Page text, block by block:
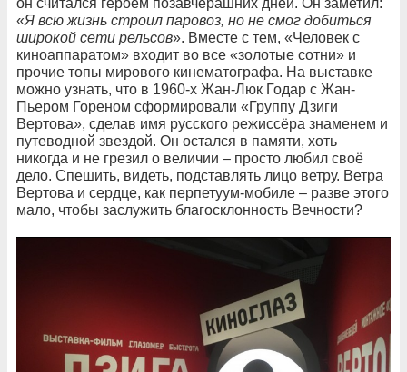
он считался героем позавчерашних дней. Он заметил:
«Я всю жизнь строил паровоз, но не смог добиться
широкой сети рельсов». Вместе с тем, «Человек с
киноаппаратом» входит во все «золотые сотни» и
прочие топы мирового кинематографа. На выставке
можно узнать, что в 1960-х Жан-Люк Годар с Жан-
Пьером Гореном сформировали «Группу Дзиги
Вертова», сделав имя русского режиссёра знаменем и
путеводной звездой. Он остался в памяти, хоть
никогда и не грезил о величии – просто любил своё
дело. Спешить, видеть, подставлять лицо ветру. Ветра
Вертова и сердце, как перпетуум-мобиле – разве этого
мало, чтобы заслужить благосклонность Вечности?